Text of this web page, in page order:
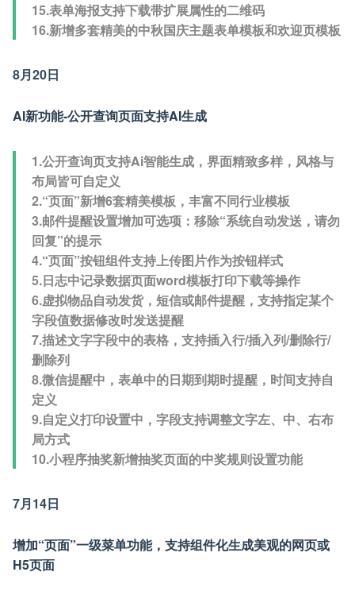
15.表单海报支持下载带扩展属性的二维码
16.新增多套精美的中秋国庆主题表单模板和欢迎页模板
8月20日
AI新功能-公开查询页面支持AI生成
1.公开查询页支持Ai智能生成，界面精致多样，风格与
布局皆可自定义
2.“页面”新增6套精美模板，丰富不同行业模板
3.邮件提醒设置增加可选项：移除“系统自动发送，请勿
回复”的提示
4.“页面”按钮组件支持上传图片作为按钮样式
5.日志中记录数据页面word模板打印下载等操作
6.虚拟物品自动发货，短信或邮件提醒，支持指定某个
字段值数据修改时发送提醒
7.描述文字字段中的表格，支持插入行/插入列/删除行/
删除列
8.微信提醒中，表单中的日期到期时提醒，时间支持自
定义
9.自定义打印设置中，字段支持调整文字左、中、右布
局方式
10.小程序抽奖新增抽奖页面的中奖规则设置功能
7月14日
增加“页面”一级菜单功能，支持组件化生成美观的网页或
H5页面